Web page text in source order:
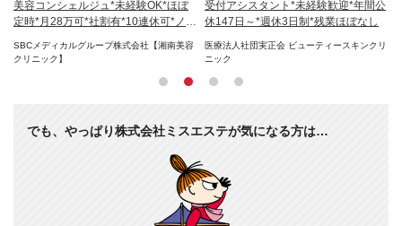
美容コンシェルジュ*未経験OK*ほぼ
定時*月28万可*社割有*10連休可*ノル
SBCメディカルグループ株式会社【湘南美容
クリニック】
受付アシスタント*未経験歓迎*年間公
休147日～*週休3日制*残業ほぼなし
医療法人社団実正会 ビューティースキンクリ
ニック
でも、やっぱり株式会社ミスエステが気になる方は…